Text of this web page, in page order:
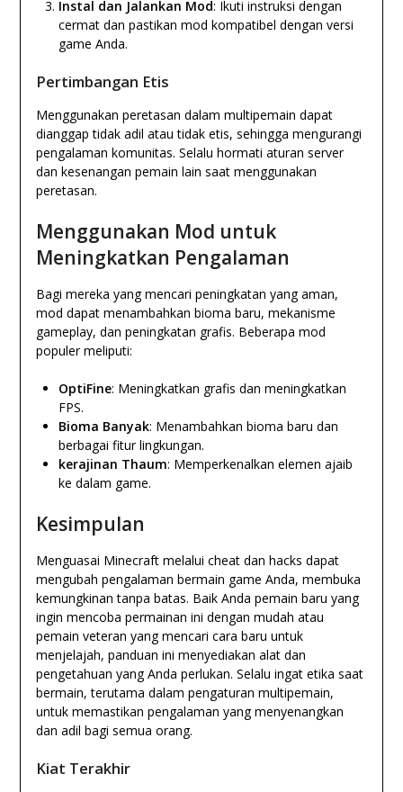
Instal dan Jalankan Mod: Ikuti instruksi dengan
cermat dan pastikan mod kompatibel dengan versi
game Anda.
Pertimbangan Etis
Menggunakan peretasan dalam multipemain dapat
dianggap tidak adil atau tidak etis, sehingga mengurangi
pengalaman komunitas. Selalu hormati aturan server
dan kesenangan pemain lain saat menggunakan
peretasan.
Menggunakan Mod untuk
Meningkatkan Pengalaman
Bagi mereka yang mencari peningkatan yang aman,
mod dapat menambahkan bioma baru, mekanisme
gameplay, dan peningkatan grafis. Beberapa mod
populer meliputi:
OptiFine: Meningkatkan grafis dan meningkatkan
FPS.
Bioma Banyak: Menambahkan bioma baru dan
berbagai fitur lingkungan.
kerajinan Thaum: Memperkenalkan elemen ajaib
ke dalam game.
Kesimpulan
Menguasai Minecraft melalui cheat dan hacks dapat
mengubah pengalaman bermain game Anda, membuka
kemungkinan tanpa batas. Baik Anda pemain baru yang
ingin mencoba permainan ini dengan mudah atau
pemain veteran yang mencari cara baru untuk
menjelajah, panduan ini menyediakan alat dan
pengetahuan yang Anda perlukan. Selalu ingat etika saat
bermain, terutama dalam pengaturan multipemain,
untuk memastikan pengalaman yang menyenangkan
dan adil bagi semua orang.
Kiat Terakhir